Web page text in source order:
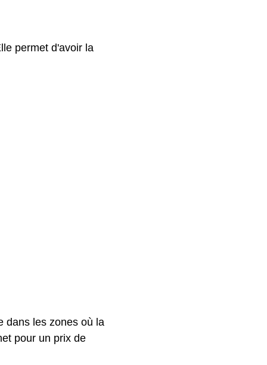
permet d'avoir la
dans les zones où la
pour un prix de